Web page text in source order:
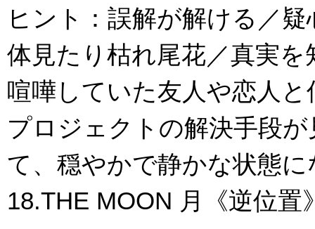
ヒント：誤解が解ける／
体見たり枯れ尾花／真実
喧嘩していた友人や恋人
プロジェクトの解決手段
て、穏やかで静かな状態
18.THE MOON 月《逆位置